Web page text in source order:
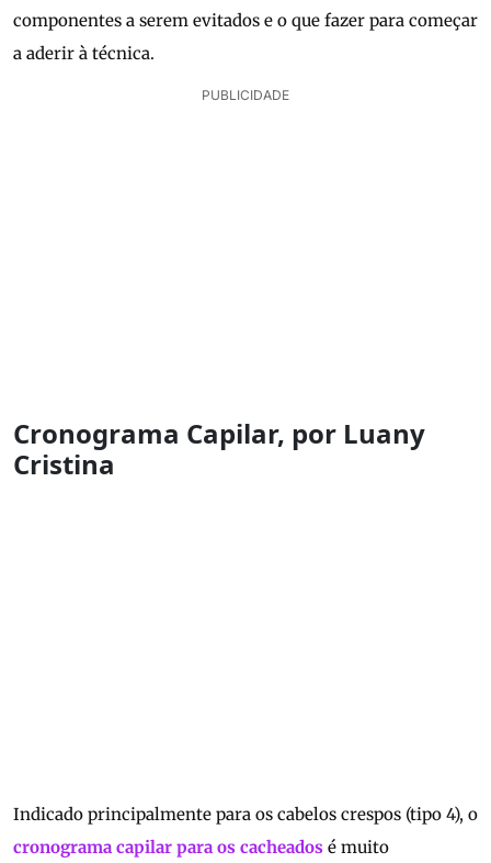
componentes a serem evitados e o que fazer para começar
a aderir à técnica.
PUBLICIDADE
Cronograma Capilar, por Luany
Cristina
Indicado principalmente para os cabelos crespos (tipo 4), o
cronograma capilar para os cacheados é muito